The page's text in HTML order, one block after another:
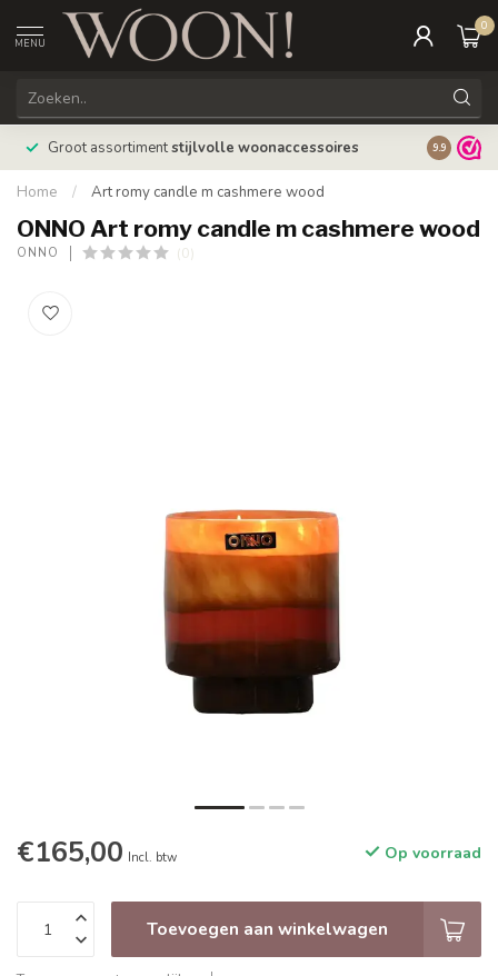
MENU
0
Groot assortimentstijlvolle woonaccessoires 9.9
Home / Art romy candle m cashmere wood
ONNO Art romy candle m cashmere wood
ONNO (0)
€165,00 Incl. btw Op voorraad
Toevoegen aan winkelwagen